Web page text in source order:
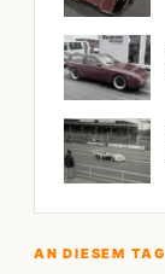
AN DIESEM TAG